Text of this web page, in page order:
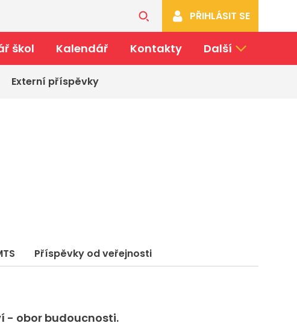
PŘIHLÁSIT SE
škol Kalendář Kontakty Další
Externí příspěvky
Příspěvky od veřejnosti
- obor budoucnosti.